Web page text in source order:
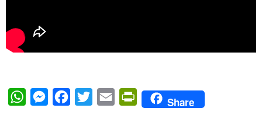
WhatsAppMessengerFacebook
Twitter Email PrintFriendly
Share